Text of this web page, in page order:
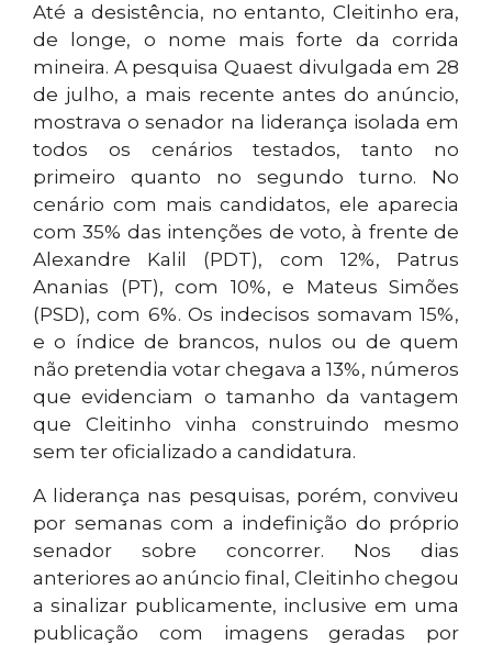
Até a desistência, no entanto, Cleitinho era,
de longe, o nome mais forte da corrida
mineira. A pesquisa Quaest divulgada em 28
de julho, a mais recente antes do anúncio,
mostrava o senador na liderança isolada em
todos os cenários testados, tanto no
primeiro quanto no segundo turno. No
cenário com mais candidatos, ele aparecia
com 35% das intenções de voto, à frente de
Alexandre Kalil (PDT), com 12%, Patrus
Ananias (PT), com 10%, e Mateus Simões
(PSD), com 6%. Os indecisos somavam 15%,
e o índice de brancos, nulos ou de quem
não pretendia votar chegava a 13%, números
que evidenciam o tamanho da vantagem
que Cleitinho vinha construindo mesmo
sem ter oficializado a candidatura.
A liderança nas pesquisas, porém, conviveu
por semanas com a indefinição do próprio
senador sobre concorrer. Nos dias
anteriores ao anúncio final, Cleitinho chegou
a sinalizar publicamente, inclusive em uma
publicação com imagens geradas por